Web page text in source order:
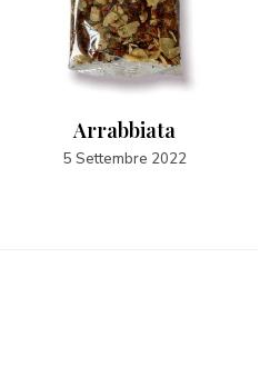
Arrabbiata
5 Settembre 2022